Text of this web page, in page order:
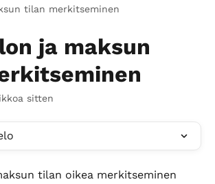
tilan merkitseminen
ja maksun
sitten
tilan oikea merkitseminen